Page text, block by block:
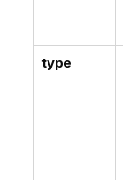
type